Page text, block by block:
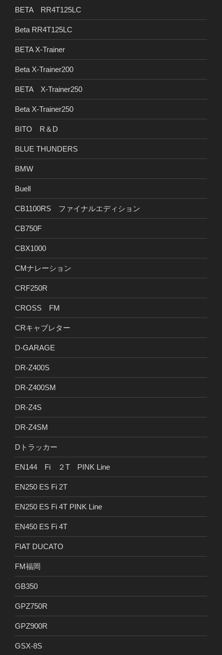
BETA RR4T125LC
Beta RR4T125LC
BETA X-Trainer
Beta X-Trainer200
BETA X-Trainer250
Beta X-Trainer250
BITO R＆D
BLUE THUNDERS
BMW
Buell
CB1100RS ファイナルエディション
CB750F
CBX1000
CMナレーション
CRF250R
CROSS FM
CRキャブレター
D-GARAGE
DR-Z400S
DR-Z400SM
DR-Z4S
DR-Z4SM
Dトラッカー
EN144 Fi ２T PINK Line
EN250 ES Fi 2T
EN250 ES Fi 4T PINK Line
EN450 ES Fi 4T
FIAT DUCATO
FM福岡
GB350
GPZ750R
GPZ900R
GSX-8S